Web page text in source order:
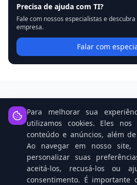
Precisa de ajuda com TI?
Fale com nossos especialistas e
empresa.
Falar com
Notícias
Para melhorar sua
utilizamos cookies. Eles
conteúdo e anúncios, além
Ao navegar em nosso
personalizar suas
aceitá-los, recusá-los ou
consentimento. É importante